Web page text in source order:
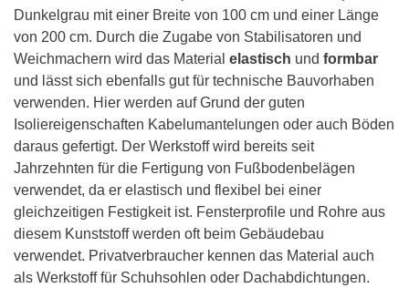
Dunkelgrau mit einer Breite von 100 cm und einer Länge
von 200 cm. Durch die Zugabe von Stabilisatoren und
Weichmachern wird das Material elastisch und formbar
und lässt sich ebenfalls gut für technische Bauvorhaben
verwenden. Hier werden auf Grund der guten
Isoliereigenschaften Kabelumantelungen oder auch Böden
daraus gefertigt. Der Werkstoff wird bereits seit
Jahrzehnten für die Fertigung von Fußbodenbelägen
verwendet, da er elastisch und flexibel bei einer
gleichzeitigen Festigkeit ist. Fensterprofile und Rohre aus
diesem Kunststoff werden oft beim Gebäudebau
verwendet. Privatverbraucher kennen das Material auch
als Werkstoff für Schuhsohlen oder Dachabdichtungen.